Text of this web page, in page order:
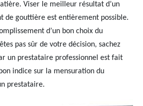
Viser le meilleur résultat d’un
de gouttière est entièrement possible.
d’un bon choix du
pas sûr de votre décision, sachez
un prestataire professionnel est fait
indice sur la mensuration du
prestataire.